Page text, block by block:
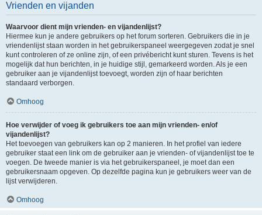
Vrienden en vijanden
Waarvoor dient mijn vrienden- en vijandenlijst?
Hiermee kun je andere gebruikers op het forum sorteren. Gebruikers die in je
vriendenlijst staan worden in het gebruikerspaneel weergegeven zodat je snel
kunt controleren of ze online zijn, of een privébericht kunt sturen. Tevens is het
mogelijk dat hun berichten, in je huidige stijl, gemarkeerd worden. Als je een
gebruiker aan je vijandenlijst toevoegt, worden zijn of haar berichten
standaard verborgen.
Omhoog
Hoe verwijder of voeg ik gebruikers toe aan mijn vrienden- en/of
vijandenlijst?
Het toevoegen van gebruikers kan op 2 manieren. In het profiel van iedere
gebruiker staat een link om de gebruiker aan je vrienden- of vijandenlijst toe te
voegen. De tweede manier is via het gebruikerspaneel, je moet dan een
gebruikersnaam opgeven. Op dezelfde pagina kun je gebruikers weer van de
lijst verwijderen.
Omhoog